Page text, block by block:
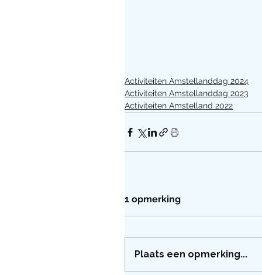
Activiteiten Amstellanddag 2024
Activiteiten Amstellanddag 2023
Activiteiten Amstelland 2022
1 opmerking
Plaats een opmerking...